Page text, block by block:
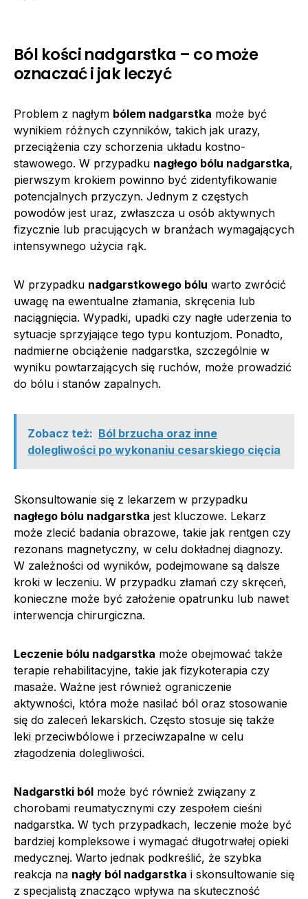
Ból kości nadgarstka – co może
oznaczać i jak leczyć
Problem z nagłym bólem nadgarstka może być
wynikiem różnych czynników, takich jak urazy,
przeciążenia czy schorzenia układu kostno-
stawowego. W przypadku nagłego bólu nadgarstka,
pierwszym krokiem powinno być zidentyfikowanie
potencjalnych przyczyn. Jednym z częstych
powodów jest uraz, zwłaszcza u osób aktywnych
fizycznie lub pracujących w branżach wymagających
intensywnego użycia rąk.
W przypadku nadgarstkowego bólu warto zwrócić
uwagę na ewentualne złamania, skręcenia lub
naciągnięcia. Wypadki, upadki czy nagłe uderzenia to
sytuacje sprzyjające tego typu kontuzjom. Ponadto,
nadmierne obciążenie nadgarstka, szczególnie w
wyniku powtarzających się ruchów, może prowadzić
do bólu i stanów zapalnych.
Zobacz też: Ból brzucha oraz inne
dolegliwości po wykonaniu cesarskiego cięcia
Skonsultowanie się z lekarzem w przypadku
nagłego bólu nadgarstka jest kluczowe. Lekarz
może zlecić badania obrazowe, takie jak rentgen czy
rezonans magnetyczny, w celu dokładnej diagnozy.
W zależności od wyników, podejmowane są dalsze
kroki w leczeniu. W przypadku złamań czy skręceń,
konieczne może być założenie opatrunku lub nawet
interwencja chirurgiczna.
Leczenie bólu nadgarstka może obejmować także
terapie rehabilitacyjne, takie jak fizykoterapia czy
masaże. Ważne jest również ograniczenie
aktywności, która może nasilać ból oraz stosowanie
się do zaleceń lekarskich. Często stosuje się także
leki przeciwbólowe i przeciwzapalne w celu
złagodzenia dolegliwości.
Nadgarstki ból może być również związany z
chorobami reumatycznymi czy zespołem cieśni
nadgarstka. W tych przypadkach, leczenie może być
bardziej kompleksowe i wymagać długotrwałej opieki
medycznej. Warto jednak podkreślić, że szybka
reakcja na nagły ból nadgarstka i skonsultowanie się
z specjalistą znacząco wpływa na skuteczność